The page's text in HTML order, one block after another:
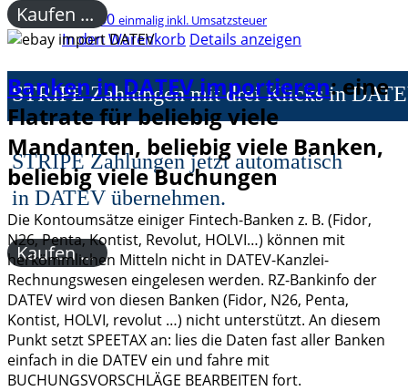
Kaufen ...
STRIPE Zahlungen mit drei Klicks in
STRIPE Zahlungen jetzt automatisch
in DATEV übernehmen.
Kaufen ...
€299,00 einmalig inkl. Umsatzsteuer
In den Warenkorb Details anzeigen
Banken in DATEV importieren: eine
Flatrate für beliebig viele
Mandanten, beliebig viele Banken,
beliebig viele Buchungen
Die Kontoumsätze einiger Fintech-Banken z. B. (Fidor,
N26, Penta, Kontist, Revolut, HOLVI…) können mit
herkömmlichen Mitteln nicht in DATEV-Kanzlei-
Rechnungswesen eingelesen werden. RZ-Bankinfo der
DATEV wird von diesen Banken (Fidor, N26, Penta,
Kontist, HOLVI, revolut …) nicht unterstützt. An diesem
Punkt setzt SPEETAX an: lies die Daten fast aller Banken
einfach in die DATEV ein und fahre mit
BUCHUNGSVORSCHLÄGE BEARBEITEN fort.